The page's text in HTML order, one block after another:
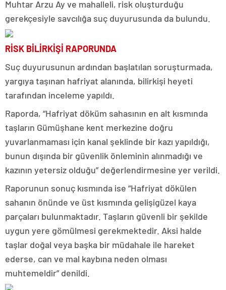
Muhtar Arzu Ay ve mahalleli, risk oluşturduğu
gerekçesiyle savcılığa suç duyurusunda da bulundu.
RİSK BİLİRKİŞİ RAPORUNDA
Suç duyurusunun ardından başlatılan soruşturmada,
yargıya taşınan hafriyat alanında, bilirkişi heyeti
tarafından inceleme yapıldı.
Raporda, “Hafriyat döküm sahasının en alt kısmında
taşların Gümüşhane kent merkezine doğru
yuvarlanmaması için kanal şeklinde bir kazı yapıldığı,
bunun dışında bir güvenlik önleminin alınmadığı ve
kazının yetersiz olduğu” değerlendirmesine yer verildi.
Raporunun sonuç kısmında ise “Hafriyat dökülen
sahanın önünde ve üst kısmında gelişigüzel kaya
parçaları bulunmaktadır. Taşların güvenli bir şekilde
uygun yere gömülmesi gerekmektedir. Aksi halde
taşlar doğal veya başka bir müdahale ile hareket
ederse, can ve mal kaybına neden olması
muhtemeldir” denildi.